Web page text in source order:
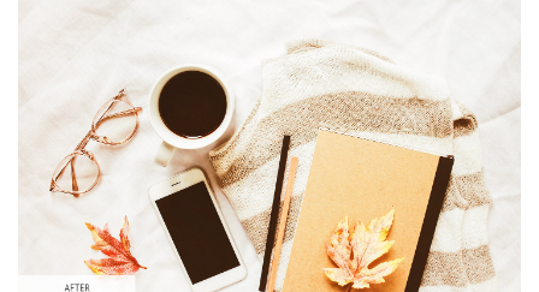
Lightroom Preset for Product Photo #28
(40 Lr Presets)
Matte Complete
(130 Lr Presets)
Entire Collection